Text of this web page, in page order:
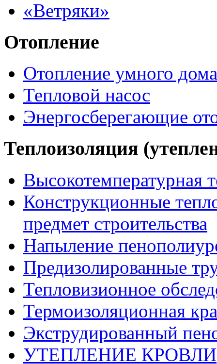
«Ветряки»
Отопление
Отопление умного дома
Тепловой насос
Энергосберегающие
Теплоизоляция
Высокотемпературная
Конструкционные
предмет строительства
Напыление
Предизолированные
Тепловизионное
Термоизоляционная
Экструдированный
УТЕПЛЕНИЕ КРОВЛИ